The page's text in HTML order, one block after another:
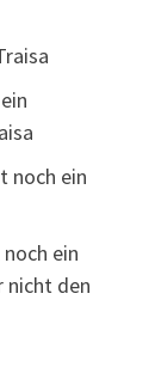
noch ein
ein
nicht den